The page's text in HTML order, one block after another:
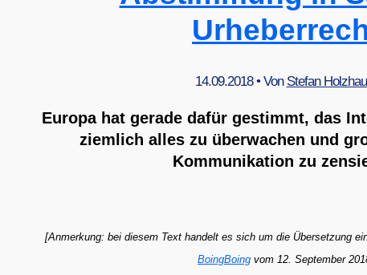
14.09.2018• Von Stefan
Europa hat gerade dafür gestimmt, das
ziemlich alles zu überwachen und
Kommunikation zu
[Anmer­kung: bei die­sem Text han­delt es sich um die Über­set­zung
Boing­Bo­ing vom 12. Sep­tem­ber